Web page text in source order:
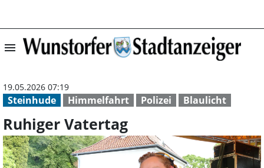
menu Ruhiger
Steinhude Himmelfahrt Polizei Blaulicht
19.05.2026 07:19
Ruhiger Vatertag